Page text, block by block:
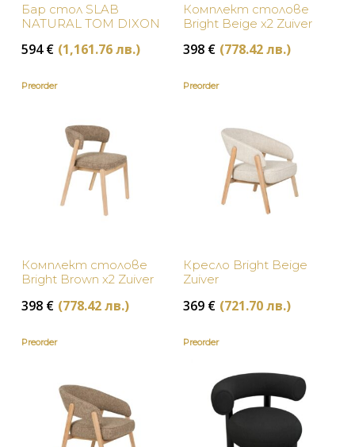
Сиво
Синьо
Черно
Бар стол SLAB
NATURAL TOM DIXON
594€ (1,161.76 лв.)
Комплект столове
Bright Beige х2 Zuiver
398 € (778.42 лв.)
Preorder
Комплект столове
Bright Brown х2 Zuiver
398 € (778.42 лв.)
Preorder
Кресло Bright Beige
Zuiver
369 € (721.70 лв.)
Preorder Preorder